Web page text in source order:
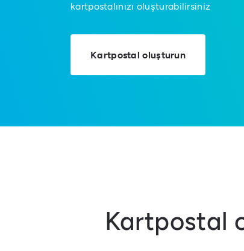
kartpostalınızı oluşturabilirsiniz
Kartpostal oluşturun
Kartpostal